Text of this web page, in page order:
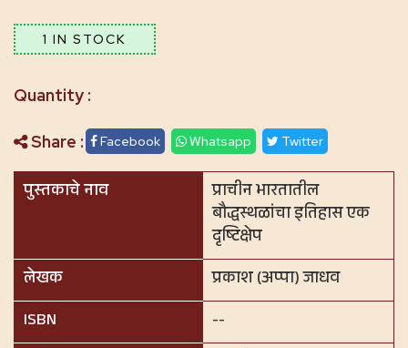
1 IN STOCK
Share : Facebook Whatsapp Twitter
पुस्तकाचे नाव
प्राचीन भारतातील
बौद्धस्थळांचा इतिहास एक
दृष्टिक्षेप
लेखक
प्रकाश (अप्पा) जाधव
ISBN
--